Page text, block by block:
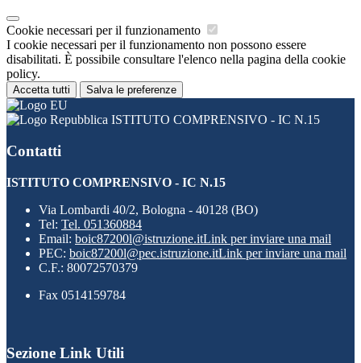
Cookie necessari per il funzionamento
I cookie necessari per il funzionamento non possono essere
disabilitati. È possibile consultare l'elenco nella pagina della cookie
policy.
Accetta tutti Salva le preferenze
ISTITUTO COMPRENSIVO - IC N.15
Contatti
ISTITUTO COMPRENSIVO - IC N.15
Via Lombardi 40/2, Bologna - 40128 (BO)
Tel: Tel. 051360884
Email: boic87200l@istruzione.itLink per inviare una mail
PEC: boic87200l@pec.istruzione.itLink per inviare una mail
C.F.: 80072570379
Fax 0514159784
Sezione Link Utili